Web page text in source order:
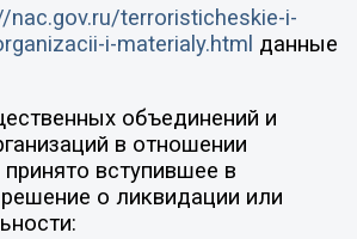
nac.gov.ru/terroristicheskie-i-
i-materialy.html данные
объединений и
в отношении
вступившее в
о ликвидации или